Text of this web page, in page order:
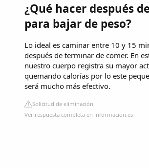
¿Qué hacer después
para bajar de peso?
Lo ideal es caminar entre 10 y 15
después de terminar de comer. En
nuestro cuerpo registra su mayor
quemando calorías por lo este
será mucho más efectivo.
Solicitud de eliminación
Ver respuesta completa en informacion.es